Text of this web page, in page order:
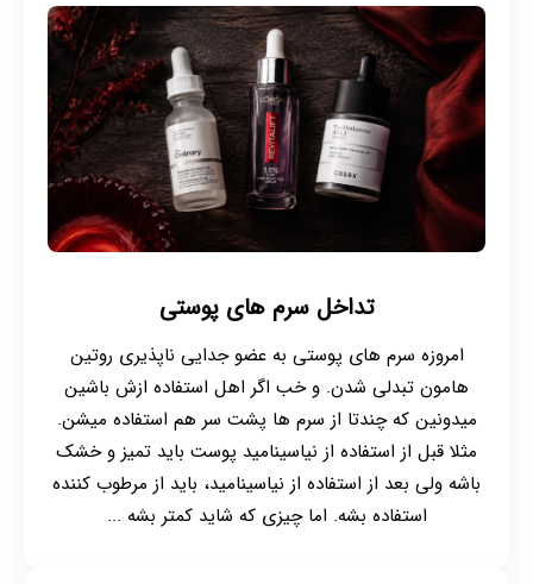
تداخل سرم های پوستی
امروزه سرم های پوستی به عضو جدایی ناپذیری روتین
هامون تبدلی شدن. و خب اگر اهل استفاده ازش باشین
میدونین که چندتا از سرم ها پشت سر هم استفاده میشن.
مثلا قبل از استفاده از نیاسینامید پوست باید تمیز و خشک
باشه ولی بعد از استفاده از نیاسینامید، باید از مرطوب کننده
استفاده بشه. اما چیزی که شاید کمتر بشه ...